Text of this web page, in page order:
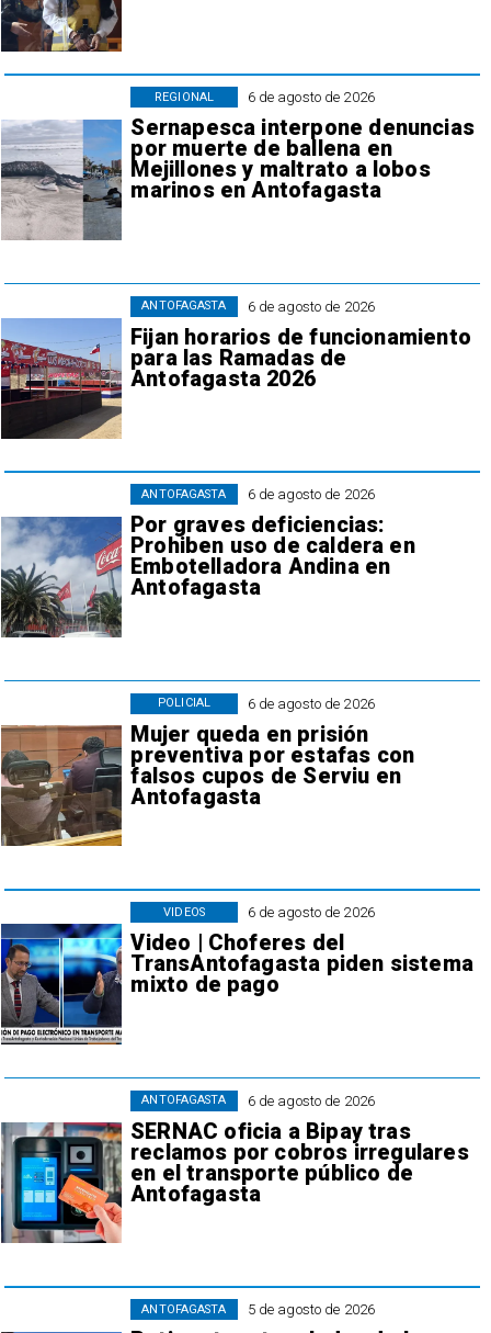
6 de agosto de 2026
Sernapesca interpone denuncias
por muerte de ballena en
Mejillones y maltrato a lobos
marinos en Antofagasta
REGIONAL
6 de agosto de 2026
Fijan horarios de funcionamiento
para las Ramadas de
Antofagasta 2026
ANTOFAGASTA
6 de agosto de 2026
Por graves deficiencias:
Prohiben uso de caldera en
Embotelladora Andina en
Antofagasta
ANTOFAGASTA
6 de agosto de 2026
Mujer queda en prisión
preventiva por estafas con
falsos cupos de Serviu en
Antofagasta
POLICIAL
6 de agosto de 2026
Video | Choferes del
TransAntofagasta piden sistema
mixto de pago
VIDEOS
6 de agosto de 2026
SERNAC oficia a Bipay tras
reclamos por cobros irregulares
en el transporte público de
Antofagasta
ANTOFAGASTA
5 de agosto de 2026
ANTOFAGASTA